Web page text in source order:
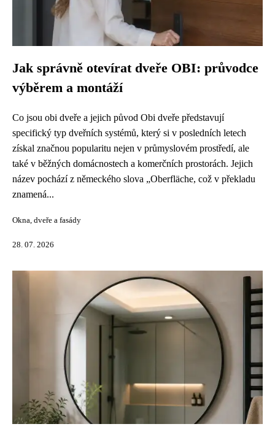
Jak správně otevírat dveře OBI: průvodce
výběrem a montáží
Co jsou obi dveře a jejich původ Obi dveře představují
specifický typ dveřních systémů, který si v posledních letech
získal značnou popularitu nejen v průmyslovém prostředí, ale
také v běžných domácnostech a komerčních prostorách. Jejich
název pochází z německého slova „Oberfläche, což v překladu
znamená...
Okna, dveře a fasády
28. 07. 2026